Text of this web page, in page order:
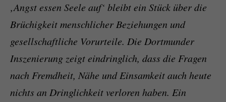
‚Angst essen Seele auf‘ bleibt ein Stück über die
Brüchigkeit menschlicher Beziehungen und
gesellschaftliche Vorurteile. Die Dortmunder
Inszenierung zeigt eindringlich, dass die Fragen
nach Fremdheit, Nähe und Einsamkeit auch heute
nichts an Dringlichkeit verloren haben. Ein